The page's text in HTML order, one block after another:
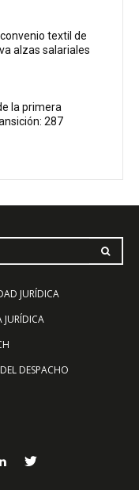
textil de
alzas salariales
la primera
287
JURÍDICA
JURÍDICA
DESPACHO